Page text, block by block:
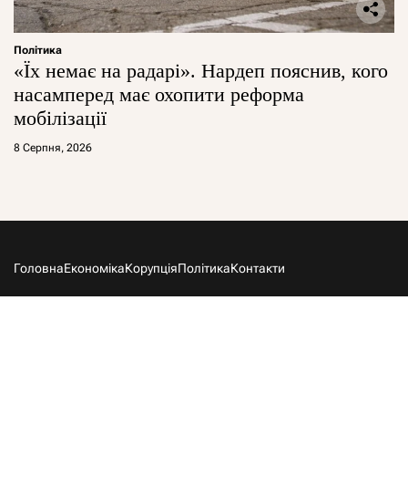
Політика
«Їх немає на радарі». Нардеп пояснив, кого
насамперед має охопити реформа
мобілізації
8 Серпня, 2026
ГоловнаЕкономікаКорупціяПолітикаКонтакти